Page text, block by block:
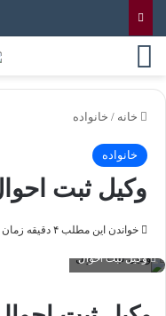
خانه / خانواده
خانواده
وکیل ثبت
خواندن این مطلب ۴ دقیقه زمان میبرد
وکیل ثبت احوال